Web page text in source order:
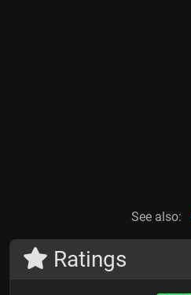
See also:
Ratings